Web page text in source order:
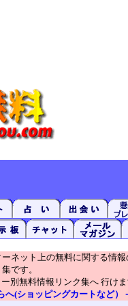
ネット上の無料に関する情報
集です。
別無料情報リンク集へ 行けま
へ(ショッピングカートなど）